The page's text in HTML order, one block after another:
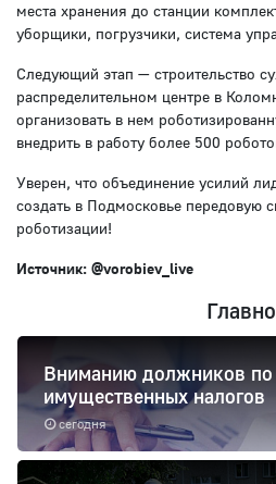
места хранения до станции
уборщики, погрузчики, система
Следующий этап — строительство
распределительном центре в
организовать в нем
внедрить в работу более 500
Уверен, что объединение усилий
создать в Подмосковье передовую
роботизации!
Источник: @vorobiev_live
сегодня
Вниманию должников по
имущественных налогов